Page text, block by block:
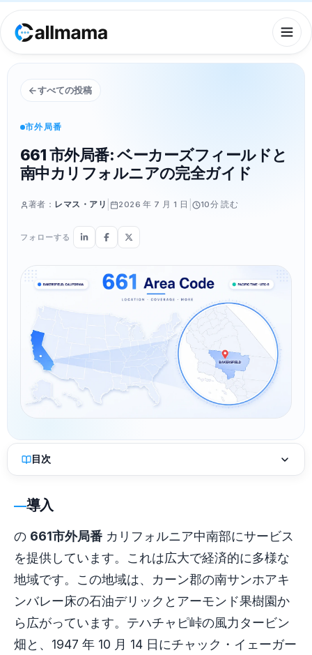
すべての投稿
市外局番
661 市外局番: ベーカーズフィールドと
南中カリフォルニアの完全ガイド
著者： レマス・アリ 2026 年 7 月 1 日 10分 読む
フォローする
目次
導入
の 661市外局番 カリフォルニア中南部にサービス
を提供しています。これは広大で経済的に多様な
地域です。この地域は、カーン郡の南サンホアキ
ンバレー床の石油デリックとアーモンド果樹園か
ら広がっています。テハチャピ峠の風力タービン
畑と、1947 年 10 月 14 日にチャック・イェーガー